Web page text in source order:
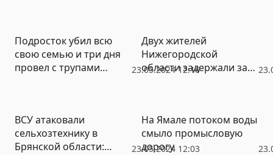
23.05.2024 12:16
Подросток убил всю
свою семью и три дня
провел с трупами
Двух жителей
Нижегородской
области задержали за
23.05.2024 12:03
ВСУ атаковали
сельхозтехнику в
Брянской области:
На Ямале потоком воды
смыло промысловую
дорогу